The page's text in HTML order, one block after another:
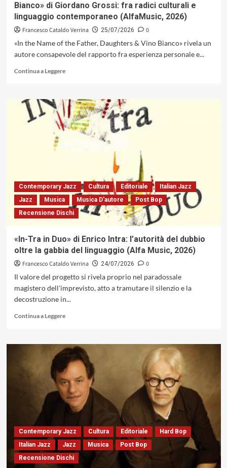
Bianco» di Giordano Grossi: fra radici culturali e
linguaggio contemporaneo (AlfaMusic, 2026)
Francesco Cataldo Verrina 25/07/2026
0
«In the Name of the Father, Daughters & Vino Bianco» rivela un
autore consapevole del rapporto fra esperienza personale e...
Continua a LeggereLeggi
su
«In
the
Name
Vino
Bianco»
di
Giordano
radici
culturali
e
contemporaneo
(AlfaMusic,
2026)
Contemporary Jazz Cultura Editoriale
Italian Jazz
Jazz
Musica Musica D'autore
Post Bop
Recensione Dischi
«In-Tra in Duo» di Enrico Intra: l’autorità del dubbio
oltre la gabbia del linguaggio (Alfa Music, 2026)
Francesco Cataldo Verrina 24/07/2026
0
Il valore del progetto si rivela proprio nel paradossale
magistero dell'imprevisto, atto a tramutare il silenzio e la
decostruzione in...
Continua a LeggereLeggi
su
«In-
Tra
in
Duo»
di
Enrico
Intra:
del
dubbio
oltre
la
Contemporary Jazz Cultura Editoriale
Hard Bop
Italian Jazz
Jazz Musica
Post Bop
Recensione Dischi